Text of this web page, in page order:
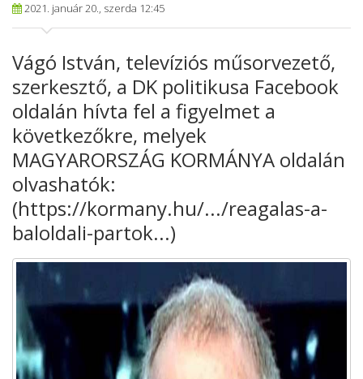
2021. január 20., szerda 12:45
Vágó István, televíziós műsorvezető,
szerkesztő, a DK politikusa Facebook
oldalán hívta fel a figyelmet a
következőkre, melyek
MAGYARORSZÁG KORMÁNYA oldalán
olvashatók:
(https://kormany.hu/.../reagalas-a-
baloldali-partok...)